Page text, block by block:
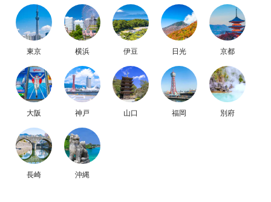
東京 横浜 伊豆 日光 京都
大阪 神戸 山口 福岡 別府
長崎 沖縄